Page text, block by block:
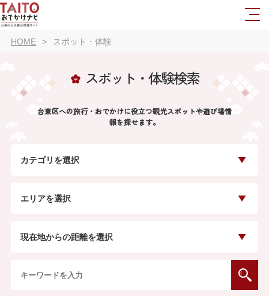
HOME スポット・体験
スポット・体験検索
台東区への旅行・おでかけに役立つ観光スポットや遊び場情
報を探せます。
カテゴリを選択
エリアを選択
現在地からの距離を選択